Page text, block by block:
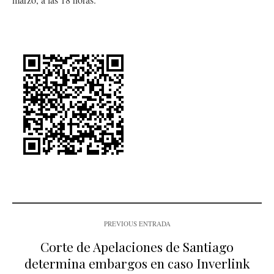
PREVIOUS ENTRADA
Corte de Apelaciones de Santiago
determina embargos en caso Inverlink